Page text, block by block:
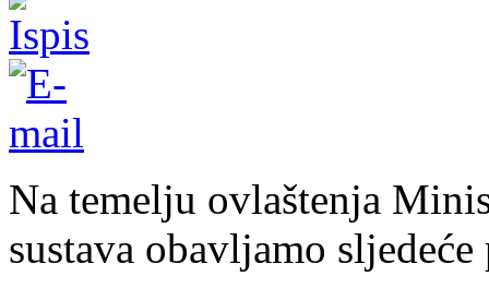
Na temelju ovlaštenja
sustava obavljamo